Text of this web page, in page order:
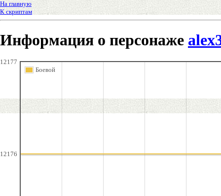
На главную
К скриптам
Информация о персонаже
12176
12177
Боевой